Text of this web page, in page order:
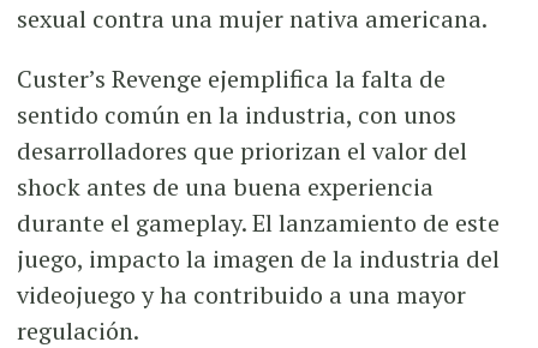
sexual contra una mujer nativa americana.
Custer’s Revenge ejemplifica la falta de
sentido común en la industria, con unos
desarrolladores que priorizan el valor del
shock antes de una buena experiencia
durante el gameplay. El lanzamiento de este
juego, impacto la imagen de la industria del
videojuego y ha contribuido a una mayor
regulación.